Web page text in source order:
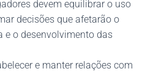
devem equilibrar o uso
decisões que afetarão o
e o desenvolvimento das
e manter relações com